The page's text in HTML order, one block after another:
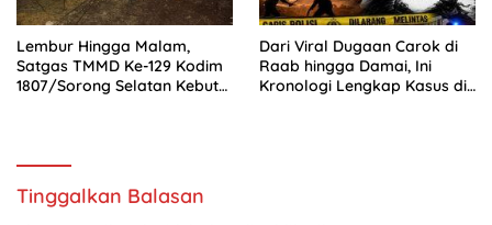
Lembur Hingga Malam,
Satgas TMMD Ke-129 Kodim
1807/Sorong Selatan Kebut
Dari Viral Dugaan Carok di
Raab hingga Damai, Ini
Kronologi Lengkap Kasus di
Tinggalkan Balasan